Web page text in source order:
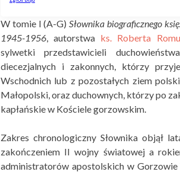
W tomie I (A-G) Słownika biograficznego
1945-1956, autorstwa ks. Roberta
sylwetki przedstawicieli
diecezjalnych i zakonnych, którzy
Wschodnich lub z pozostałych ziem
Małopolski, oraz duchownych, którzy po
kapłańskie w Kościele gorzowskim.
Zakres chronologiczny Słownika objął
zakończeniem II wojny światowej a
administratorów apostolskich w